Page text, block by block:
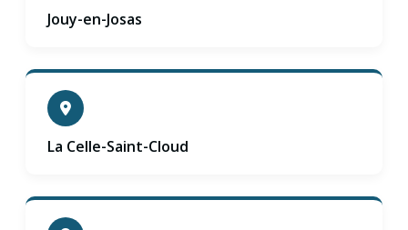
Jouy-en-Josas
La Celle-Saint-Cloud